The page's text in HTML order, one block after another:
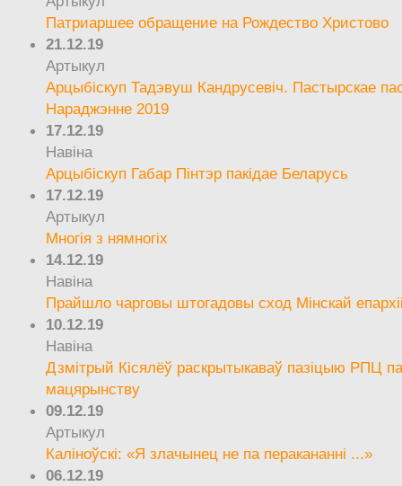
Патриаршее обращение на Рождество Христово
21.12.19
Артыкул
Арцыбіскуп Тадэвуш Кандрусевіч. Пастырскае
Нараджэнне 2019
17.12.19
Навіна
Арцыбіскуп Габар Пінтэр пакідае Беларусь
17.12.19
Артыкул
Многія з нямногіх
14.12.19
Навіна
Прайшло чарговы штогадовы сход Мінскай
10.12.19
Навіна
Дзмітрый Кісялёў раскрытыкаваў пазіцыю РПЦ
мацярынству
09.12.19
Артыкул
Каліноўскі: «Я злачынец не па перакананні ...»
06.12.19